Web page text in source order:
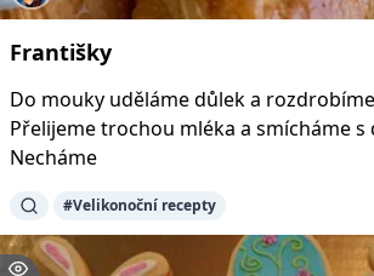
Františky
Do mouky uděláme důlek a
Přelijeme trochou mléka a smícháme s
Necháme
#Velikonoční recepty